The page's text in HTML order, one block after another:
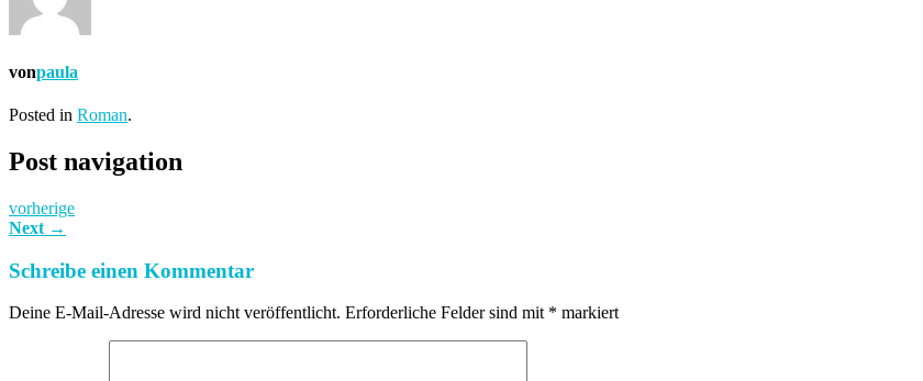
vonpaula
Posted in Roman.
Post navigation
vorherige
Next →
Schreibe einen Kommentar
Deine E-Mail-Adresse wird nicht veröffentlicht. Erforderliche Felder sind mit * markiert